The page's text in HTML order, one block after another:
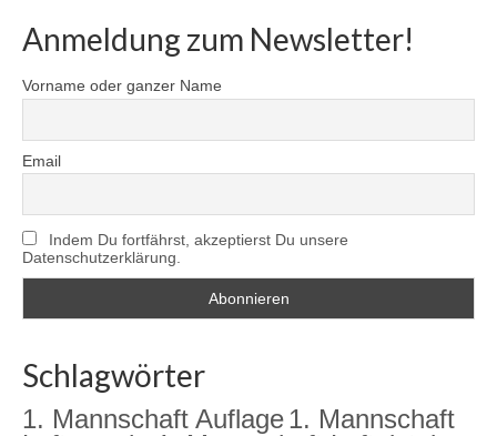
Anmeldung zum Newsletter!
Vorname oder ganzer Name
Email
Indem Du fortfährst, akzeptierst Du unsere
Datenschutzerklärung.
Schlagwörter
1. Mannschaft Auflage1. Mannschaft